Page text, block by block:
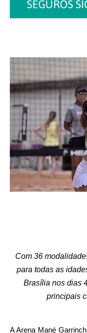
Com 36
para todas as
Brasília nos dias
principais
A Arena Mané